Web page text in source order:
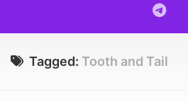
Tagged: Tooth and Tail